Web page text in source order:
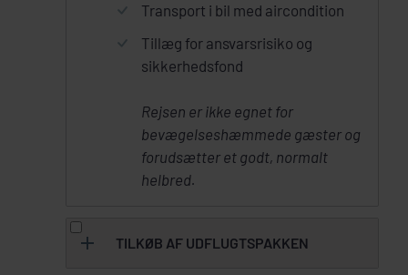
Transport i bil med aircondition
Tillæg for ansvarsrisiko og
sikkerhedsfond
Rejsen er ikke egnet for
bevægelseshæmmede gæster og
forudsætter et godt, normalt
helbred.
TILKØB AF UDFLUGTSPAKKEN